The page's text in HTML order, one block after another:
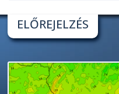
ELŐREJELZÉS